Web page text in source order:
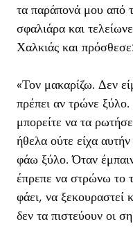
τα παράπονά μου από
σφαλιάρα και
Χαλκιάς και πρόσθεσε:
«Τον μακαρίζω. Δεν
πρέπει αν τρώνε
μπορείτε να τα
ήθελα ούτε είχα
φάω ξύλο. Όταν
έπρεπε να στρώνω το
φάει, να ξεκουραστεί
δεν τα πιστεύουν οι